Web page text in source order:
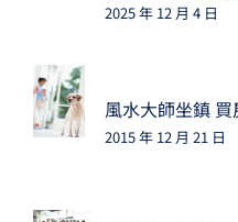
2025 年 12 月 4 日
風水大師坐鎮
2015 年 12 月 21 日